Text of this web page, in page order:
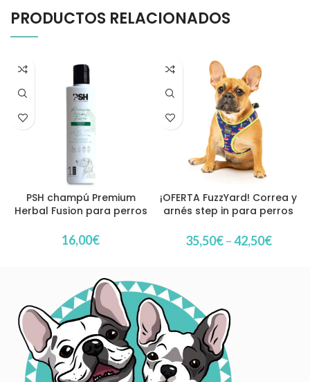
PRODUCTOS RELACIONADOS
PSH champú Premium
Herbal Fusion para perros
16,00€
¡OFERTA FuzzYard! Correa y
arnés step in para perros
35,50€–42,50€